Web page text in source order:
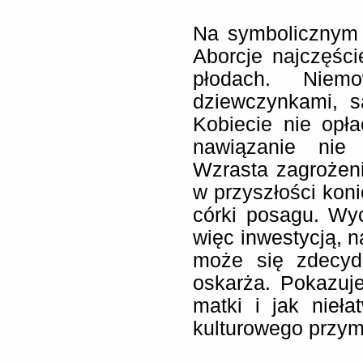
Na
Aborcje
płodach.
dziewczynkami,
Kobiecie nie
nawiązanie nie
Wzrasta
w przyszłości
córki posagu.
więc inwestycją,
może się
oskarża.
matki i jak
kulturowego